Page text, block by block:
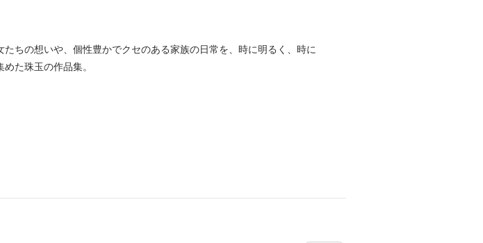
ちの想いや、個性豊かでクセのある家族の日常を、時に明るく、時に
た珠玉の作品集。